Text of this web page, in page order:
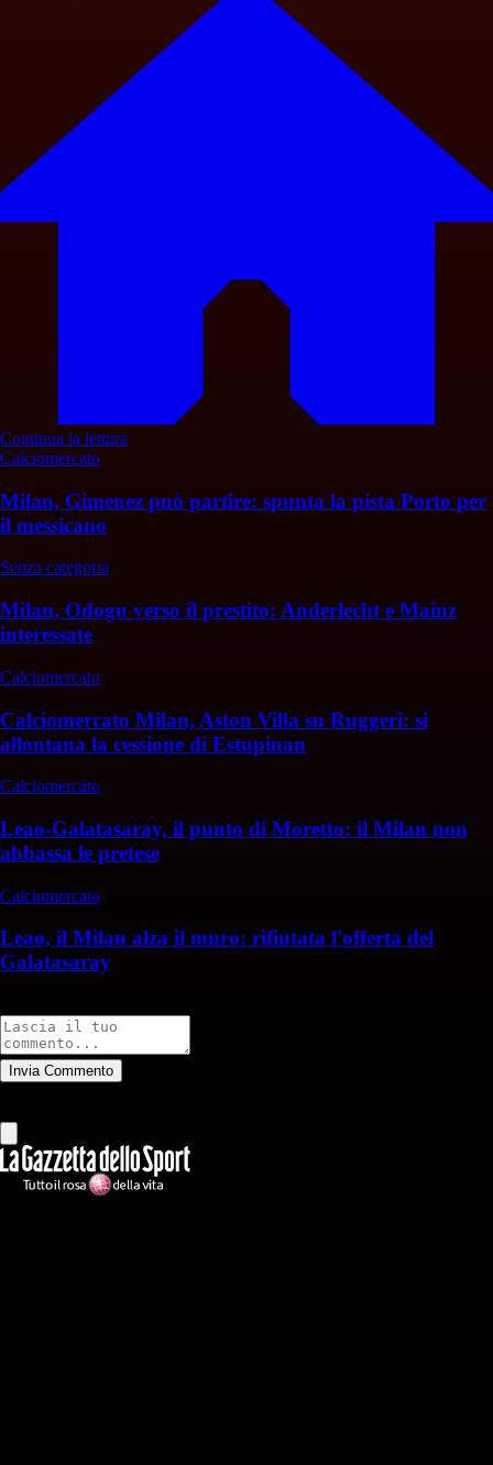
Continua la lettura
Calciomercato
Milan, Gimenez può partire: spunta la pista Porto per
il messicano
Senza categoria
Milan, Odogu verso il prestito: Anderlecht e Mainz
interessate
Calciomercato
Calciomercato Milan, Aston Villa su Ruggeri: si
allontana la cessione di Estupinan
Calciomercato
Leao-Galatasaray, il punto di Moretto: il Milan non
abbassa le pretese
Calciomercato
Leao, il Milan alza il muro: rifiutata l'offerta del
Galatasaray
Invia Commento